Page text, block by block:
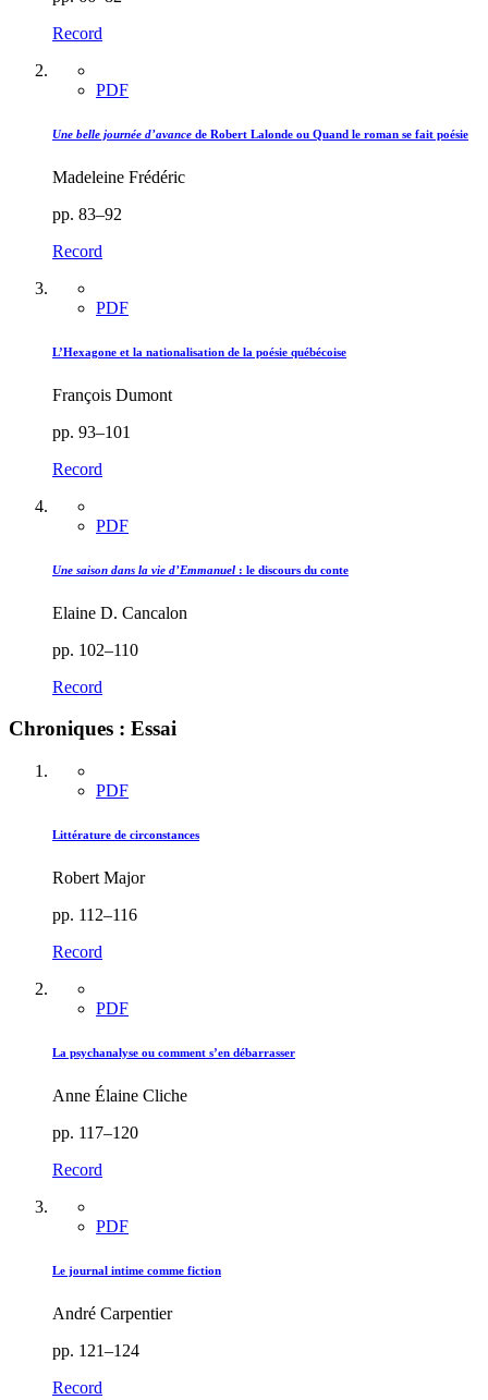
Record
PDF
Une belle journée d’avance de Robert Lalonde ou Quand le roman se fait poésie
Madeleine Frédéric
pp. 83–92
Record
PDF
L’Hexagone et la nationalisation de la poésie québécoise
François Dumont
pp. 93–101
Record
PDF
Une saison dans la vie d’Emmanuel : le discours du conte
Elaine D. Cancalon
pp. 102–110
Record
Chroniques : Essai
PDF
Littérature de circonstances
Robert Major
pp. 112–116
Record
PDF
La psychanalyse ou comment s’en débarrasser
Anne Élaine Cliche
pp. 117–120
Record
PDF
Le journal intime comme fiction
André Carpentier
pp. 121–124
Record